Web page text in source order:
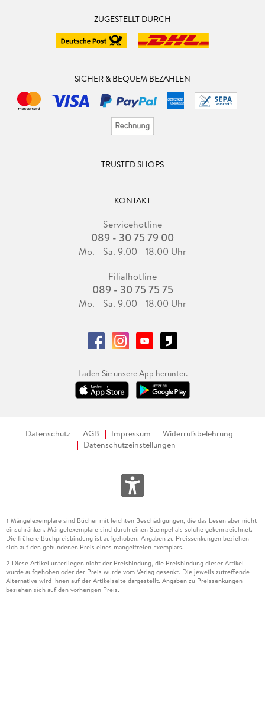
ZUGESTELLT DURCH
SICHER & BEQUEM BEZAHLEN
TRUSTED SHOPS
KONTAKT
Servicehotline
089 - 30 75 79 00
Mo. - Sa. 9.00 - 18.00 Uhr
Filialhotline
089 - 30 75 75 75
Mo. - Sa. 9.00 - 18.00 Uhr
Laden Sie unsere App herunter.
Datenschutz AGB Impressum
Widerrufsbelehrung
Datenschutzeinstellungen
1 Mängelexemplare sind Bücher mit leichten Beschädigungen, die das Lesen aber nicht
einschränken. Mängelexemplare sind durch einen Stempel als solche gekennzeichnet.
Die frühere Buchpreisbindung ist aufgehoben. Angaben zu Preissenkungen beziehen
sich auf den gebundenen Preis eines mangelfreien Exemplars.
2 Diese Artikel unterliegen nicht der Preisbindung, die Preisbindung dieser Artikel
wurde aufgehoben oder der Preis wurde vom Verlag gesenkt. Die jeweils zutreffende
Alternative wird Ihnen auf der Artikelseite dargestellt. Angaben zu Preissenkungen
beziehen sich auf den vorherigen Preis.